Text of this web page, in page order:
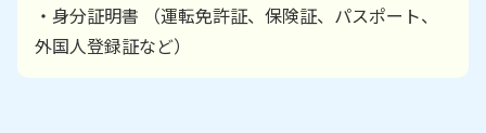
・身分証明書 （運転免許証、保険証、パスポート、
外国人登録証など）